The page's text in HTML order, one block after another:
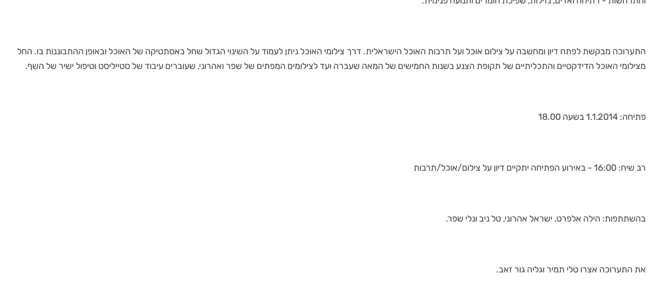
התערוכה מבקשת לפתח דיון ומחשבה על צילום אוכל ועל תרבות האוכל הישראלית. דרך צילומי האוכל ניתן לעמוד על השינוי הגדול שחל באסתטיקה של האוכל ובאופן ההתבוננות בו. החל
מצילומי האוכל הדידקטיים והתכליתיים של תקופת הצנע בשנות החמישים של המאה שעברה ועד לצילומים המפתים של שפר ואהרוני, שעוברים עיבוד של סטייליסט וטיפול ישיר של השף.
פתיחה: 1.1.2014 בשעה 18.00
רב שיח: 16:00 - באירוע הפתיחה יתקיים דיון על צילום/אוכל/תרבות
בהשתתפות: הילה אלפרט, ישראל אהרוני, טל ניב ונלי שפר.
את התערוכה אצרו טלי תמיר וגליה גור זאב.